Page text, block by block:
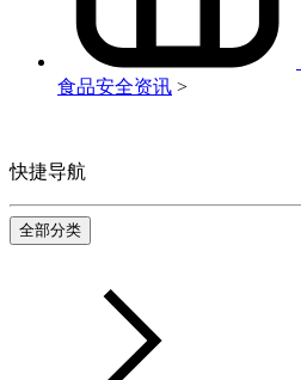
食品安全资讯 >
快捷导航
全部分类